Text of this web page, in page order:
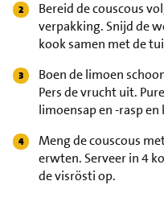
Bereid de couscous
verpakking. Snijd de
kook samen met de
Boen de limoen
Pers de vrucht uit.
limoensap en -rasp
Meng de couscous
erwten. Serveer in 4
de visrösti op.